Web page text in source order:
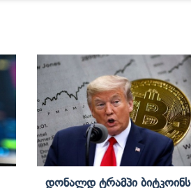
Დონალდ Ტრამპი Ბიტკოინს